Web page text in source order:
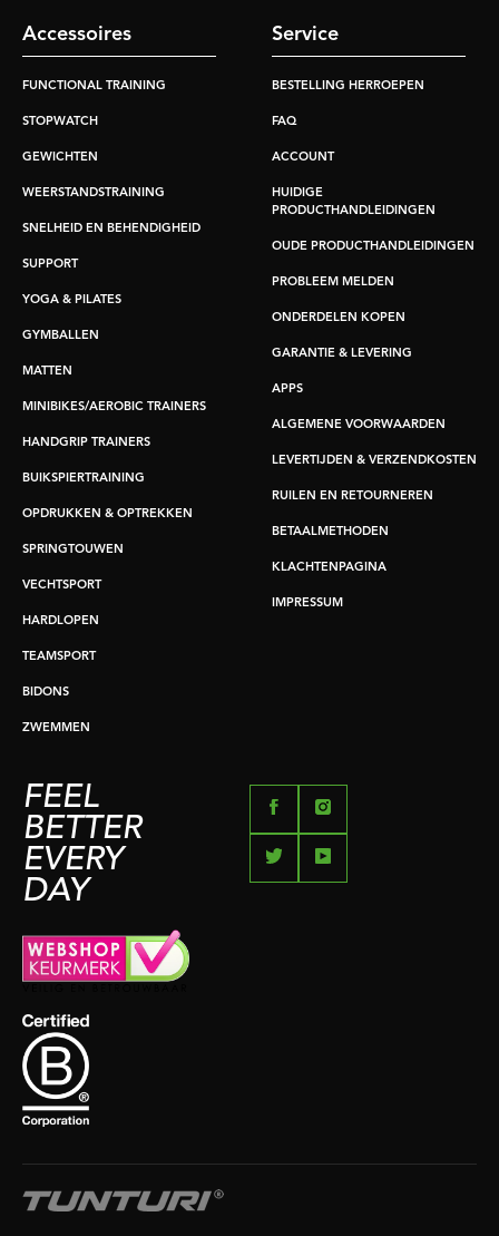
Accessoires
FUNCTIONAL TRAINING
STOPWATCH
GEWICHTEN
WEERSTANDSTRAINING
SNELHEID EN BEHENDIGHEID
SUPPORT
YOGA & PILATES
GYMBALLEN
MATTEN
MINIBIKES/AEROBIC TRAINERS
HANDGRIP TRAINERS
BUIKSPIERTRAINING
OPDRUKKEN & OPTREKKEN
SPRINGTOUWEN
VECHTSPORT
HARDLOPEN
TEAMSPORT
BIDONS
ZWEMMEN
Service
BESTELLING HERROEPEN
FAQ
ACCOUNT
HUIDIGE
PRODUCTHANDLEIDINGEN
OUDE PRODUCTHANDLEIDINGEN
PROBLEEM MELDEN
ONDERDELEN KOPEN
GARANTIE & LEVERING
APPS
ALGEMENE VOORWAARDEN
LEVERTIJDEN & VERZENDKOSTEN
RUILEN EN RETOURNEREN
BETAALMETHODEN
KLACHTENPAGINA
IMPRESSUM
FEEL
BETTER
EVERY
DAY